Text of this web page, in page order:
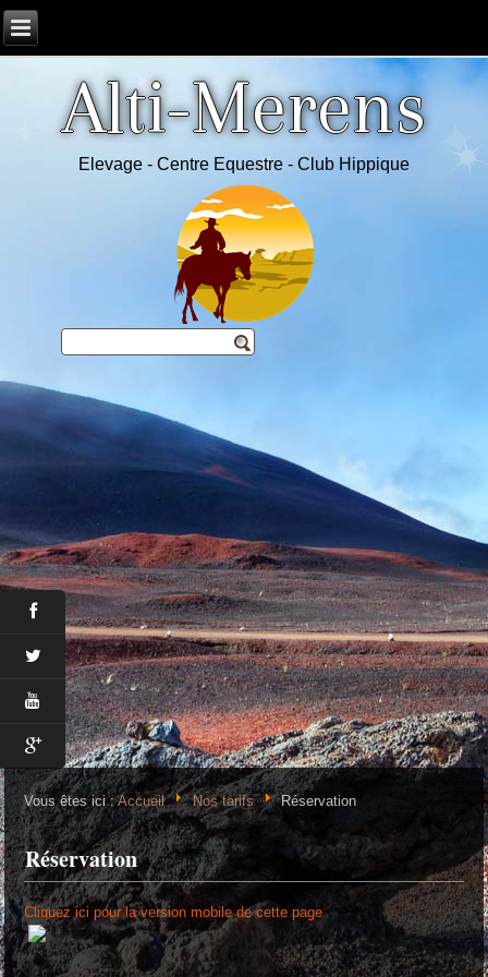
Alti-Merens
Elevage - Centre Equestre - Club Hippique
Vous êtes ici :Accueil Nos tarifs Réservation
Réservation
Cliquez ici pour la version mobile de cette page